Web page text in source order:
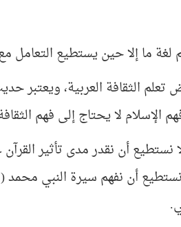
ما إلا حين يستطيع التعامل
الثقافة العربية، ويعتبر
لا يحتاج إلى فهم
نستطيع أن نقدر مدى تأثير
نستطيع أن نفهم سيرة النبي